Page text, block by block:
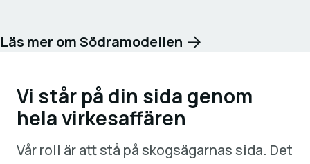
Läs mer om Södramodellen
Vi står på din sida genom
hela virkesaffären
Vår roll är att stå på skogsägarnas sida. Det